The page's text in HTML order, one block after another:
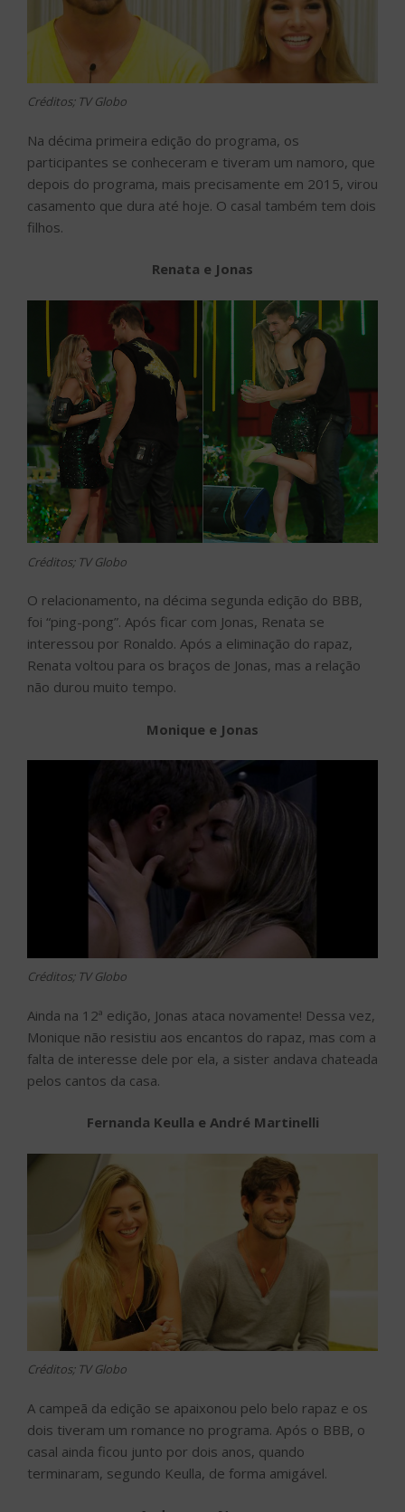
Créditos; TV Globo
Na décima primeira edição do programa, os
participantes se conheceram e tiveram um namoro, que
depois do programa, mais precisamente em 2015, virou
casamento que dura até hoje. O casal também tem dois
filhos.
Renata e Jonas
Créditos; TV Globo
O relacionamento, na décima segunda edição do BBB,
foi “ping-pong”. Após ficar com Jonas, Renata se
interessou por Ronaldo. Após a eliminação do rapaz,
Renata voltou para os braços de Jonas, mas a relação
não durou muito tempo.
Monique e Jonas
Créditos; TV Globo
Ainda na 12ª edição, Jonas ataca novamente! Dessa vez,
Monique não resistiu aos encantos do rapaz, mas com a
falta de interesse dele por ela, a sister andava chateada
pelos cantos da casa.
Fernanda Keulla e André Martinelli
Créditos; TV Globo
A campeã da edição se apaixonou pelo belo rapaz e os
dois tiveram um romance no programa. Após o BBB, o
casal ainda ficou junto por dois anos, quando
terminaram, segundo Keulla, de forma amigável.